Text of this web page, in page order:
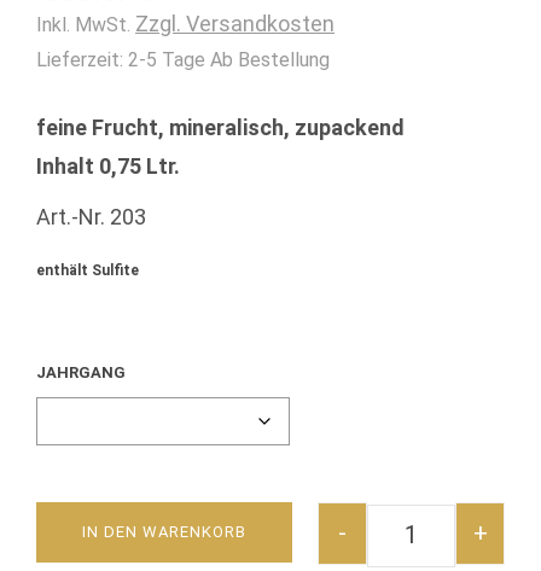
Inkl. MwSt. Zzgl. Versandkosten
Lieferzeit: 2-5 Tage Ab Bestellung
feine Frucht, mineralisch, zupackend
Inhalt 0,75 Ltr.
Art.-Nr. 203
enthält Sulfite
JAHRGANG
PIESPORTER
- +
IN DEN WARENKORB